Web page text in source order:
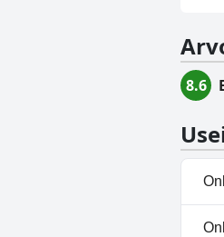
8.6